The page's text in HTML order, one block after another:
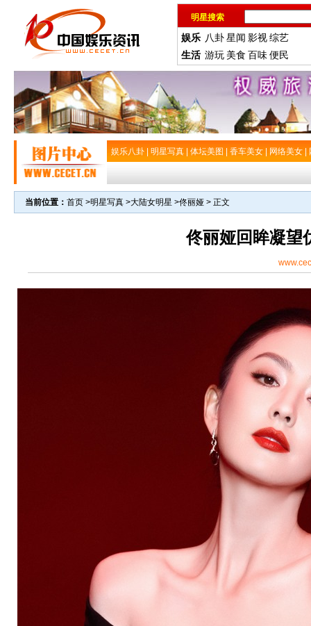
明星搜索
娱乐 八卦星闻 影视综艺
生活 游玩 美食 百味便民
娱乐八卦 明星写真 体坛美图 香车美女 网络美女
当前位置： 首页 >明星写真 >大陆女明星 >佟丽娅 > 正文
佟丽娅回眸凝望